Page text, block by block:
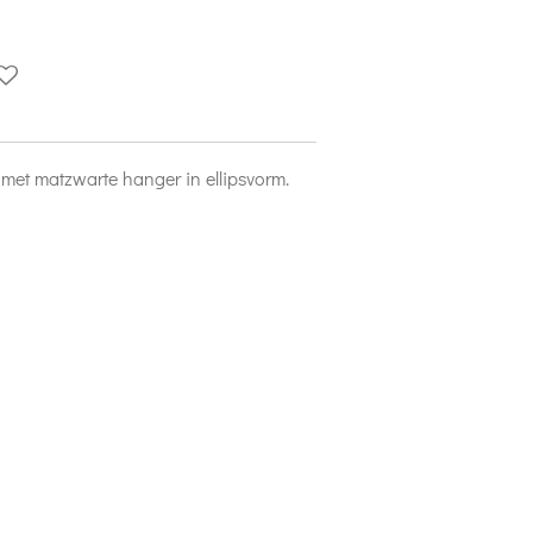
matzwarte hanger in ellipsvorm.